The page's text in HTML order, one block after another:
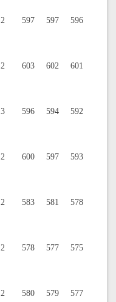
2 597 597 596
2 603 602 601
3 596 594 592
2 600 597 593
2 583 581 578
2 578 577 575
2 580 579 577